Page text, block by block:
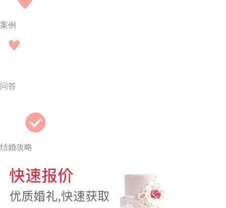
案例
问答
结婚攻略